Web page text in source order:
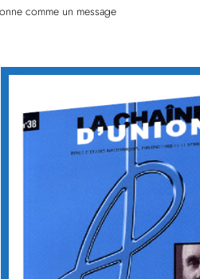
comme un message